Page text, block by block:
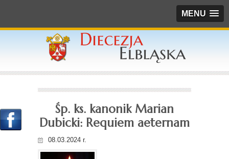
MENU
Śp. ks. kanonik Marian
Dubicki: Requiem aeternam
08.03.2024 r.